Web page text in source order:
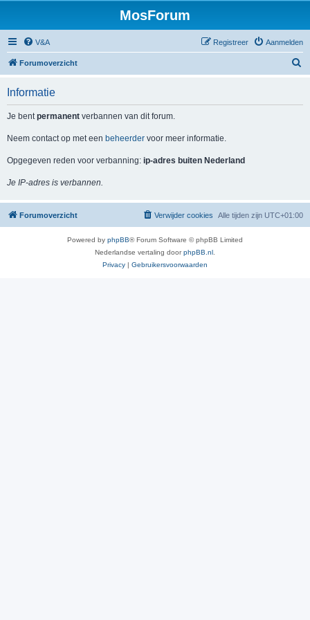
MosForum
V&A Aanmelden
Registreer
Forumoverzicht
Informatie
Je bentpermanent verbannen van dit forum.
Neem contact op met een beheerder voor meer informatie.
Opgegeven reden voor verbanning: ip-adres buiten Nederland
Je IP-adres is verbannen.
Forumoverzicht Alle tijden zijn UTC+01:00
Verwijder cookies
Powered by phpBB® Forum Software © phpBB Limited
Nederlandse vertaling doorphpBB.nl
Privacy | Gebruikersvoorwaarden